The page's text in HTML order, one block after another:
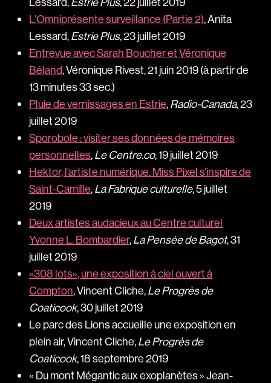
L’Omniprésente surveillance (Partie 2), Anita
Lessard,Estrie Plus, 23 juillet 2019
Entrevue avec Sarah Boucher et Véronique
Béland, Véronique Rivest, 21 juin 2019 (à partir de
13 minutes 33 sec.)
Pluie de vernissages en Estrie,Radio-Canada, 23
juillet 2019
Sporobole : visiter ses données de mémoires
personnelles,Le Centre.co, 19 juillet 2019
Hektor, l’artiste numérique. Miss Pixel s’inspire de
Saint-Camille,La Fabrique culturelle, 5 juillet
2019
Deux artistes audacieux au Centre culturel
Yvonne L. Bombardier,La Pensée de Bagot, 31
juillet 2019
«308 lots», une exposition à ciel ouvert à
Compton, Vincent Cliche,Le Progrès de
Coaticook, 30 juillet 2019
Le parc des Lions accueille une exposition en
plein air, Vincent Cliche,Le Progrès de
Coaticook, 18 septembre 2019
« Du mont Mégantic aux exoplanètes » Jean-